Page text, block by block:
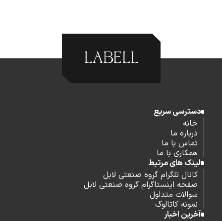
دسترسی سریع
خانه
درباره ما
تماس با ما
همکاری با ما
لینک های مرتبط
کانال تلگرام گروه صنعتی لابل
صفحه اینستاگرام گروه صنعتی لابل
سوالات متداول
نمونه کاتالوگ
آخرین اخبار